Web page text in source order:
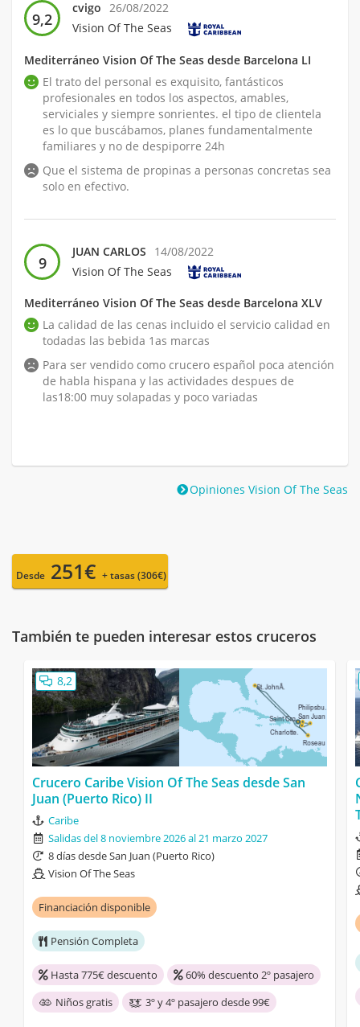
9,2
cvigo 26/08/2022
Vision Of The Seas
Mediterráneo Vision Of The Seas desde Barcelona LI
El trato del personal es exquisito, fantásticos
profesionales en todos los aspectos, amables,
serviciales y siempre sonrientes. el tipo de clientela
es lo que buscábamos, planes fundamentalmente
familiares y no de despiporre 24h
Que el sistema de propinas a personas concretas sea
solo en efectivo.
9
JUAN CARLOS
14/08/2022
Vision Of The Seas
Mediterráneo Vision Of The Seas desde Barcelona XLV
La calidad de las cenas incluido el servicio calidad en
todadas las bebida 1as marcas
Para ser vendido como crucero español poca atención
de habla hispana y las actividades despues de
las18:00 muy solapadas y poco variadas
Opiniones Vision Of The Seas
Desde 251€ + tasas (306€)
También te pueden interesar estos cruceros
8,2
Crucero Caribe Vision Of The Seas desde San
Juan (Puerto Rico) II
Caribe
Salidas del 8 noviembre 2026 al 21 marzo 2027
8 días desde San Juan (Puerto Rico)
Vision Of The Seas
Financiación disponible
Pensión Completa
Hasta 775€ descuento
60% descuento 2º pasajero
Niños gratis
3º y 4º pasajero desde 99€